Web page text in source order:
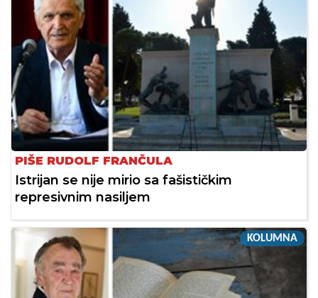
PIŠE RUDOLF FRANČULA
Istrijan se nije mirio sa fašističkim
represivnim nasiljem
KOLUMNA